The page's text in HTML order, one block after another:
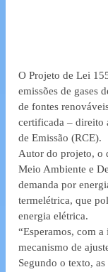
O Projeto de Lei
emissões de gases
de fontes
certificada – direito
de Emissão (RCE).
Autor do projeto, o
Meio Ambiente e
demanda por
termelétrica, que
energia elétrica.
“Esperamos, com
mecanismo de
Segundo o texto,